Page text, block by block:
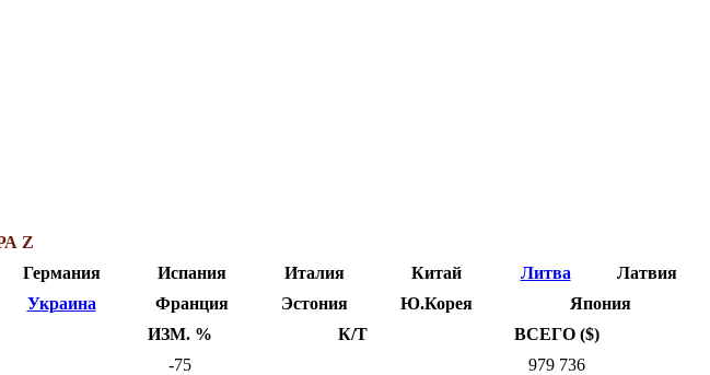
Z
Германия Испания Италия Китай Литва
Латвия
Украина Франция Эстония Ю.Корея
Япония
ИЗМ. % К/Т
ВСЕГО ($)
-75
979 736